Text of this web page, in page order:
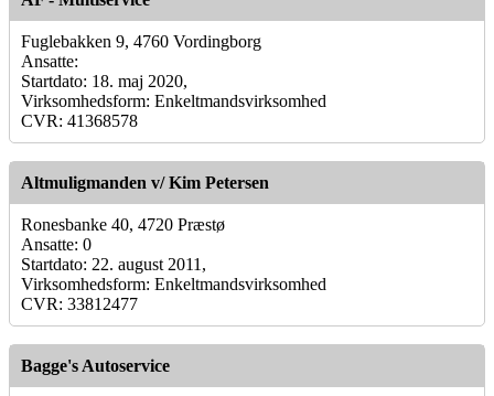
Fuglebakken 9, 4760 Vordingborg
Ansatte:
Startdato: 18. maj 2020,
Virksomhedsform: Enkeltmandsvirksomhed
CVR: 41368578
Altmuligmanden v/ Kim Petersen
Ronesbanke 40, 4720 Præstø
Ansatte: 0
Startdato: 22. august 2011,
Virksomhedsform: Enkeltmandsvirksomhed
CVR: 33812477
Bagge's Autoservice